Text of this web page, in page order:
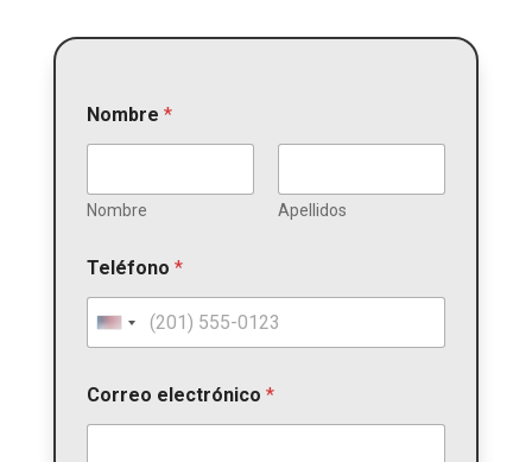
Nombre *
Nombre Apellidos
Teléfono *
U
Correo electrónico *